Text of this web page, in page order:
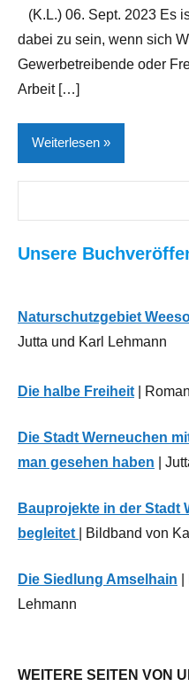
(K.L.) 06. Sept. 2023 Es
dabei zu sein, wenn sich
Gewerbetreibende oder
Arbeit […]
Weiterlesen
Leistungssport
Fußball
der
Region
Sport
Unsere
Naturschutzgebiet
Jutta und Karl Lehmann
Die halbe Freiheit |
Die Stadt Werneuchen
man gesehen haben |
Bauprojekte in der Stadt
begleitet
| Bildband von
Die Siedlung Amselhain
Lehmann
WEITERE SEITEN VON